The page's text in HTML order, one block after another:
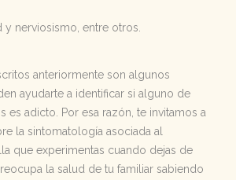
y nerviosismo, entre otros.
anteriormente son algunos
ayudarte a identificar si alguno de
es adicto. Por esa razón, te invitamos a
la sintomatología asociada al
que experimentas cuando dejas de
la salud de tu familiar sabiendo